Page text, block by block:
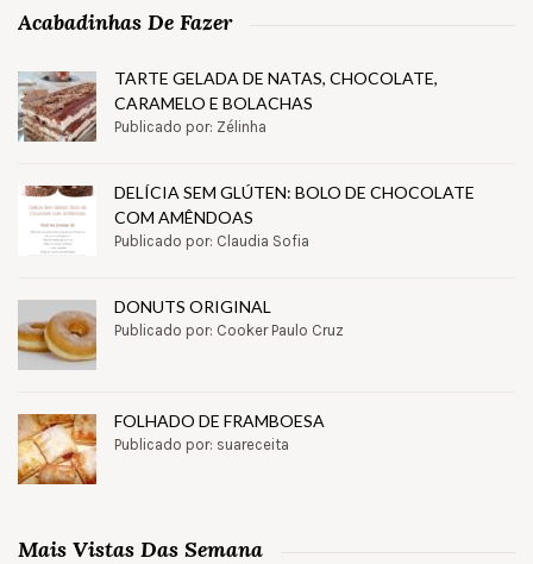
Acabadinhas De Fazer
TARTE GELADA DE NATAS, CHOCOLATE,
CARAMELO E BOLACHAS
Publicado por: Zélinha
DELÍCIA SEM GLÚTEN: BOLO DE CHOCOLATE
COM AMÊNDOAS
Publicado por: Claudia Sofia
DONUTS ORIGINAL
Publicado por: Cooker Paulo Cruz
FOLHADO DE FRAMBOESA
Publicado por: suareceita
Mais Vistas Das Semana